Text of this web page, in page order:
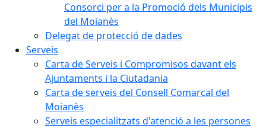
Consorci per a la Promoció dels Municipis
del Moianès
Delegat de protecció de dades
Serveis
Carta de Serveis i Compromisos davant els
Ajuntaments i la Ciutadania
Carta de serveis del Consell Comarcal del
Moianès
Serveis especialitzats d'atenció a les persones